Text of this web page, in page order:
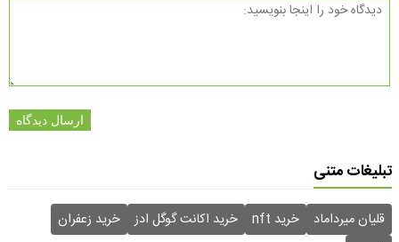
ارسال دیدگاه
تبلیغات متنی
قلیان میرداماد خرید nft خرید اکانت گوگل ادز
خرید زعفران